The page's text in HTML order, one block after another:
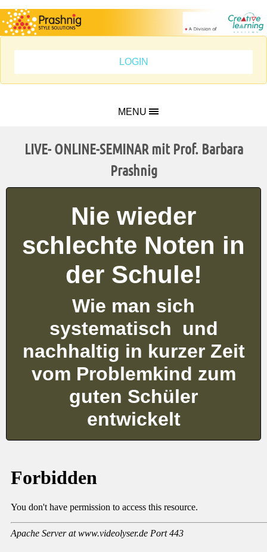
LOGIN
MENU
LIVE- ONLINE-SEMINAR mit Prof. Barbara
Prashnig
Nie wieder
schlechte Noten in
der Schule!
Wie man sich
systematisch und
nachhaltig in kurzer Zeit
vom Problemkind zum
guten Schüler
entwickelt